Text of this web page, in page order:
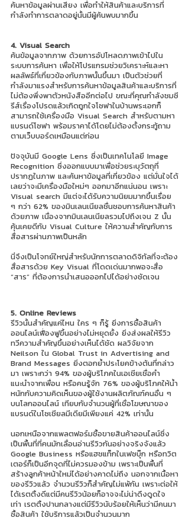
ค้นหาข้อมูลผ่านเสียง เพื่อทำให้สินค้าและบริการที่
กำลังทำการตลาดอยู่นั้นมีผู้ค้นพบมากขึ้น
4. Visual Search
ค้นข้อมูลจากภาพ ด้วยการอัปโหลดภาพเข้าไปใน
ระบบการค้นหา เพื่อให้โปรแกรมช่วยวิเคราะห์และหา
ผลลัพธ์ที่เกี่ยวข้องกับภาพนั้นขึ้นมา เป็นตัวช่วยที่
กำลังมาแรงสำหรับการค้นหาข้อมูลสินค้าและบริการที่
ไม่ต้องพึ่งพาตัวหนังสืออีกต่อไป ขณะที่คุณกำลังชมซี
รีส์เรื่องโปรดแล้วเกิดถูกใจโซฟาในบ้านพระเอกก็
สามารถใช้เครื่องมือ Visual Search สำหรับตามหา
แบรนด์โซฟา พร้อมราคาได้โดยไม่ต้องตั้งกระทู้ถาม
ตามเว็บบอร์ดเหมือนแต่ก่อน
ปัจจุบันมี Google Lens ซึ่งเป็นเทคโนโลยี Image
Recognition ซึ่งออกแบบมาเพื่อช่วยระบุวัตถุที่
ปรากฏในภาพ และค้นหาข้อมูลที่เกี่ยวข้อง แต่มั่นใจได้
เลยว่าจะมีเครื่องมือใหม่ๆ ออกมาอีกแน่นอน เพราะ
Visual search มีแต่จะได้รับความนิยมมากขึ้นเรื่อย
ๆ กว่า 62% ของมินเลนเนียลชื่นชอบการค้นหาสินค้า
ด้วยภาพ เนื่องจากมินเลนเนียลรวมไปถึงเจน Z นั้น
คุ้นเคยดีกับ Visual Culture ให้ความสำคัญกับการ
สื่อสารผ่านภาพเป็นหลัก
นี่จึงเป็นโจทย์ใหญ่สำหรับนักการตลาดดิจิทัลที่จะต้อง
สื่อสารด้วย Key Visual ที่โดดเด่นมากพอจะสื่อ
“สาร” ที่ต้องการนำเสนอออกไปได้อย่างชัดเจน
5. Online Reviews
รีวิวนั้นสำคัญแค่ไหน ใคร ๆ ก็รู้ ยิ่งการซื้อสินค้า
ออนไลน์เฟื่องฟูขึ้นอย่างไม่หยุดยั้ง ยิ่งส่งผลให้รีวิว
ทวีความสำคัญขึ้นอย่างเห็นได้ชัด ผลวิจัยจาก
Neilson ใน Global Trust in Advertising and
Brand Messages ยิ่งตอกย้ำประโยคข้างต้นที่กล่าว
มา เพราะกว่า 94% ของผู้บริโภคในเอเชียเชื่อคำ
แนะนำจากเพื่อน หรือคนรู้จัก 76% ของผู้บริโภคให้น้ำ
หนักกับความคิดเห็นของผู้ใช้งานผลิตภัณฑ์คนอื่น ๆ
บนโลกออนไลน์ เทียบกับจำนวนผู้ที่เชื่อโฆษณาของ
แบรนด์ในโซเชียลมีเดียมีเพียงแค่ 42% เท่านั้น
นอกเหนือจากแพลตฟอร์มซื้อขายสินค้าออนไลน์ซึ่ง
เป็นพื้นที่ที่คนมักเลื่อนอ่านรีวิวกันอย่างจริงจังแล้ว
Google Business หรือแฮชแท็กในเฟซบุ๊ก หรือทวิต
เตอร์ก็เป็นอีกจุดที่ไม่ควรมองข้าม เพราะเป็นพื้นที่
สร้างลูกค้าหน้าใหม่ได้อย่างคาดไม่ถึง นอกจากเนื้อหา
ของรีวิวแล้ว จำนวนรีวิวก็สำคัญไม่แพ้กัน เพราะต่อให้
ได้เรตติ้งดีแต่มีคนรีวิวน้อยก็อาจจะไม่น่าดึงดูดใจ
เท่า เรตติ้งปานกลางแต่มีรีวิวนับร้อยให้เห็นว่ามีคนมา
ซื้อสินค้า ใช้บริการแล้วเป็นจำนวนมาก